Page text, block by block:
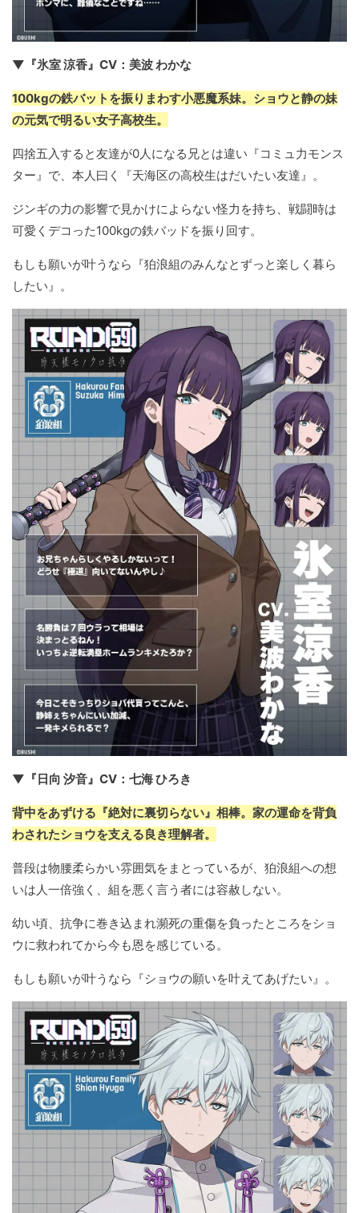
▼『氷室 涼香』CV：美波 わかな
100kgの鉄バットを振りまわす小悪魔系妹。ショウと静の妹
の元気で明るい女子高校生。
四捨五入すると友達が0人になる兄とは違い『コミュ力モンス
ター』で、本人曰く『天海区の高校生はだいたい友達』。
ジンギの力の影響で見かけによらない怪力を持ち、戦闘時は
可愛くデコった100kgの鉄バッドを振り回す。
もしも願いが叶うなら『狛浪組のみんなとずっと楽しく暮ら
したい』。
▼『日向 汐音』CV：七海 ひろき
背中をあずける『絶対に裏切らない』相棒。家の運命を背負
わされたショウを支える良き理解者。
普段は物腰柔らかい雰囲気をまとっているが、狛浪組への想
いは人一倍強く、組を悪く言う者には容赦しない。
幼い頃、抗争に巻き込まれ瀕死の重傷を負ったところをショ
ウに救われてから今も恩を感じている。
もしも願いが叶うなら『ショウの願いを叶えてあげたい』。